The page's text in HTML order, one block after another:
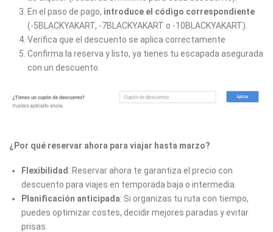
En el paso de pago, introduce el código correspondiente
(-5BLACKYAKART, -7BLACKYAKART o -10BLACKYAKART).
Verifica que el descuento se aplica correctamente
Confirma la reserva y listo, ya tienes tu escapada asegurada
con un descuento.
¿Por qué reservar ahora para viajar hasta marzo?
Flexibilidad : Reservar ahora te garantiza el precio con
descuento para viajes en temporada baja o intermedia.
Planificación anticipada: Si organizas tu ruta con tiempo,
puedes optimizar costes, decidir mejores paradas y evitar
prisas.